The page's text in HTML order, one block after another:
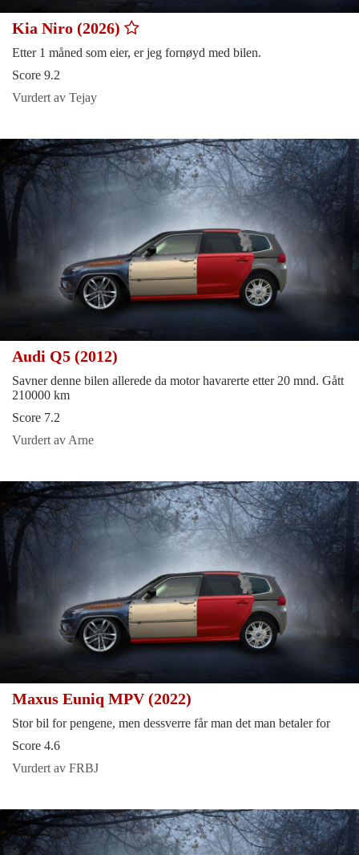
Kia Niro (2026)
Etter 1 måned som eier, er jeg fornøyd med bilen.
Score 9.2
Vurdert av Tejay
Audi Q5 (2012)
Savner denne bilen allerede da motor havarerte etter 20 mnd. Gått
210000 km
Score 7.2
Vurdert av Arne
Maxus Euniq MPV (2022)
Stor bil for pengene, men dessverre får man det man betaler for
Score 4.6
Vurdert av FRBJ